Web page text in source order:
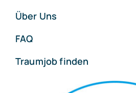
Über Uns
FAQ
Traumjob finden